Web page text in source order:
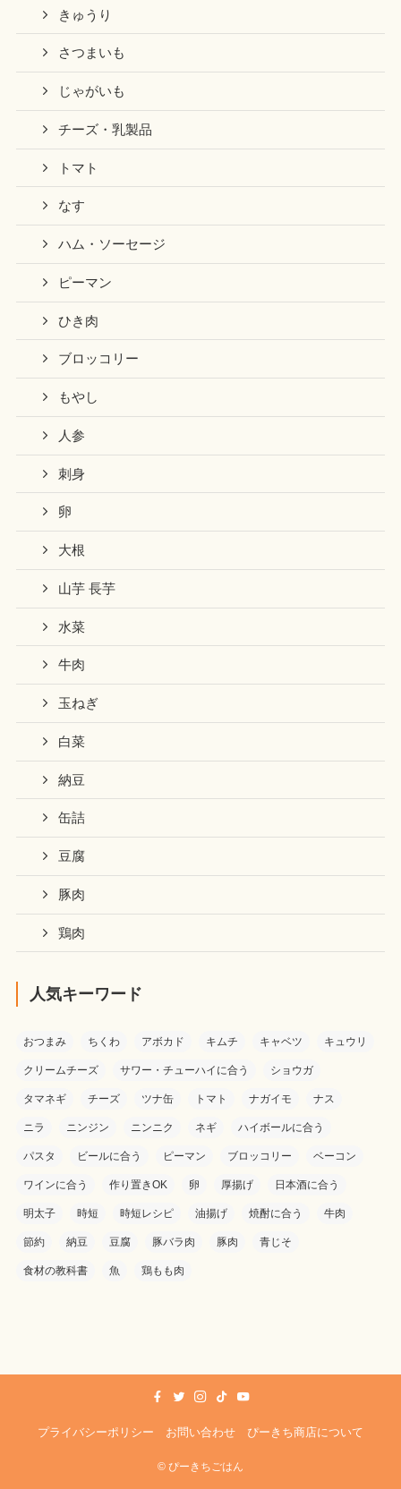
きゅうり
さつまいも
じゃがいも
チーズ・乳製品
トマト
なす
ハム・ソーセージ
ピーマン
ひき肉
ブロッコリー
もやし
人参
刺身
卵
大根
山芋 長芋
水菜
牛肉
玉ねぎ
白菜
納豆
缶詰
豆腐
豚肉
鶏肉
人気キーワード
おつまみ ちくわ アボカド キムチ キャベツ キュウリ
クリームチーズ サワー・チューハイに合う ショウガ
タマネギ チーズ ツナ缶 トマト ナガイモ ナス
ニラ ニンジン ニンニク ネギ ハイボールに合う
パスタ ビールに合う ピーマン ブロッコリー ベーコン
ワインに合う 作り置きOK 卵 厚揚げ 日本酒に合う
明太子 時短 時短レシピ 油揚げ 焼酎に合う 牛肉
節約 納豆 豆腐 豚バラ肉 豚肉 青じそ
食材の教科書 魚 鶏もも肉
プライバシーポリシー お問い合わせ ぴーきち商店について
© ぴーきちごはん